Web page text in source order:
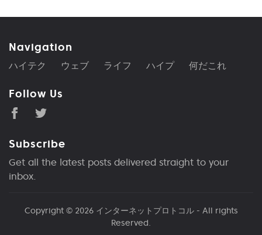
Navigation
ハイテク ウェブ ライフ ハイプ 何だこれ
Follow Us
Subscribe
Get all the latest posts delivered straight to your
inbox.
Copyright © 2026 インターネットプロトコル- All rights
Reserved.